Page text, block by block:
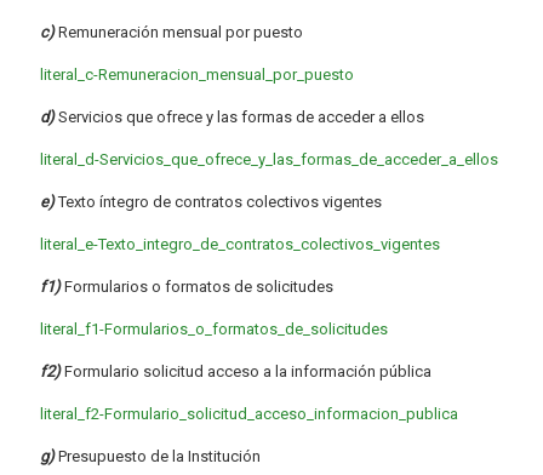
c)Remuneración mensual por puesto
literal_c-Remuneracion_mensual_por_puesto
d)Servicios que ofrece y las formas de acceder a ellos
literal_d-Servicios_que_ofrece_y_las_formas_de_acceder_a_ellos
e)Texto íntegro de contratos colectivos vigentes
literal_e-Texto_integro_de_contratos_colectivos_vigentes
f1)Formularios o formatos de solicitudes
literal_f1-Formularios_o_formatos_de_solicitudes
f2)Formulario solicitud acceso a la información pública
literal_f2-Formulario_solicitud_acceso_informacion_publica
g) Presupuesto de la Institución